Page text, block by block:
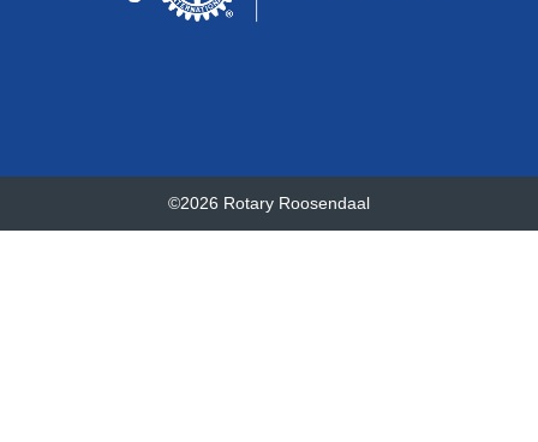
©2026 Rotary Roosendaal